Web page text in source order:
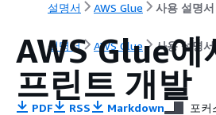
설명서 AWS Glue 사용 설명서
설명서 AWS Glue 사용 설명서
AWS Glue에
프린트 개발
PDF RSS Markdown 포커